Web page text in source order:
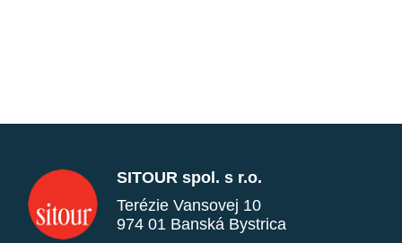
SITOUR spol. s r.o.
Terézie Vansovej 10
974 01 Banská Bystrica